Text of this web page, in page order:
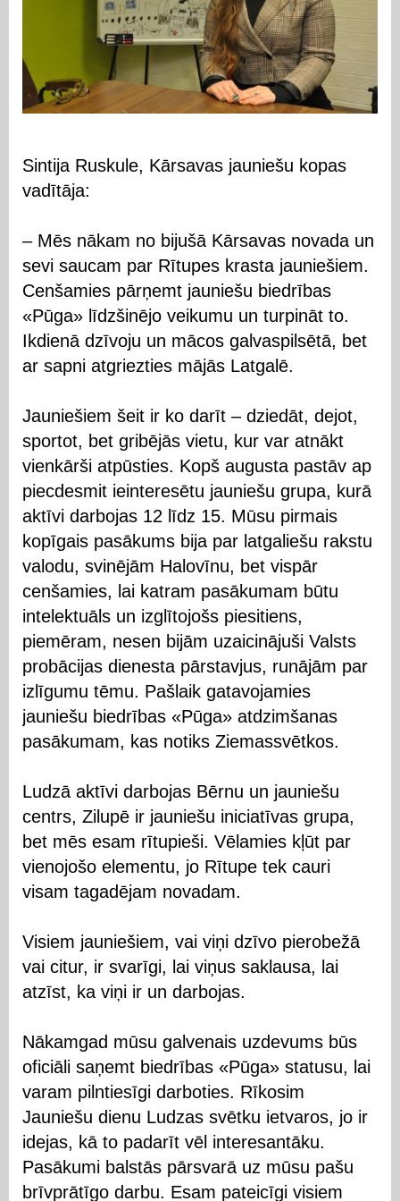
Sintija Ruskule, Kārsavas jauniešu kopas
vadītāja:
– Mēs nākam no bijušā Kārsavas novada un
sevi saucam par Rītupes krasta jauniešiem.
Cenšamies pārņemt jauniešu biedrības
«Pūga» līdzšinējo veikumu un turpināt to.
Ikdienā dzīvoju un mācos galvaspilsētā, bet
ar sapni atgriezties mājās Latgalē.
Jauniešiem šeit ir ko darīt – dziedāt, dejot,
sportot, bet gribējās vietu, kur var atnākt
vienkārši atpūsties. Kopš augusta pastāv ap
piecdesmit ieinteresētu jauniešu grupa, kurā
aktīvi darbojas 12 līdz 15. Mūsu pirmais
kopīgais pasākums bija par latgaliešu rakstu
valodu, svinējām Halovīnu, bet vispār
cenšamies, lai katram pasākumam būtu
intelektuāls un izglītojošs piesitiens,
piemēram, nesen bijām uzaicinājuši Valsts
probācijas dienesta pārstavjus, runājām par
izlīgumu tēmu. Pašlaik gatavojamies
jauniešu biedrības «Pūga» atdzimšanas
pasākumam, kas notiks Ziemassvētkos.
Ludzā aktīvi darbojas Bērnu un jauniešu
centrs, Zilupē ir jauniešu iniciatīvas grupa,
bet mēs esam rītupieši. Vēlamies kļūt par
vienojošo elementu, jo Rītupe tek cauri
visam tagadējam novadam.
Visiem jauniešiem, vai viņi dzīvo pierobežā
vai citur, ir svarīgi, lai viņus saklausa, lai
atzīst, ka viņi ir un darbojas.
Nākamgad mūsu galvenais uzdevums būs
oficiāli saņemt biedrības «Pūga» statusu, lai
varam pilntiesīgi darboties. Rīkosim
Jauniešu dienu Ludzas svētku ietvaros, jo ir
idejas, kā to padarīt vēl interesantāku.
Pasākumi balstās pārsvarā uz mūsu pašu
brīvprātīgo darbu. Esam pateicīgi visiem